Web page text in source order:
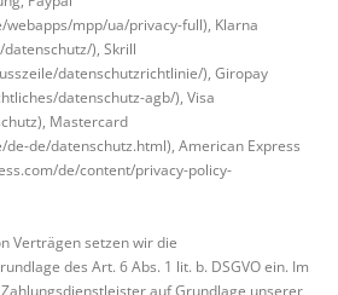
mpp/ua/privacy-full), Klarna
), Skrill
datenschutzrichtlinie/), Giropay
datenschutz-agb/), Visa
Mastercard
de/datenschutz.html), American Express
de/content/privacy-policy-
Verträgen setzen wir die
des Art. 6 Abs. 1 lit. b. DSGVO ein. Im
auf Grundlage unserer